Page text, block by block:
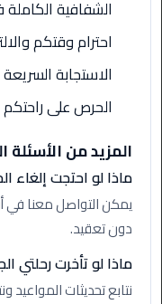
الشيخ
ليموزين
مطار
الخط
الساخن
ليموزين
مطار
العاصمة
الادارية
الشفافية
احترام وقتكم
الاستجابة
الحرص على
المزيد من الأسئلة
ماذا لو احتجت إلغاء
يمكن التواصل معنا في
دون تعقيد.
ماذا لو تأخرت رحلتي
نتابع تحديثات